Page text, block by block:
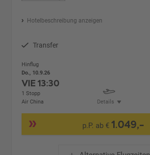
Hotelbeschreibung anzeigen
Transfer
Hinflug
Do., 10.9.26
VIE13:30
1 Stopp
Air China
Details
p.P. ab €1.049,-